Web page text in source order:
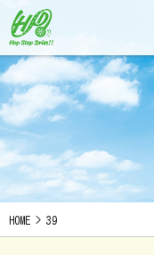
HOME > 39